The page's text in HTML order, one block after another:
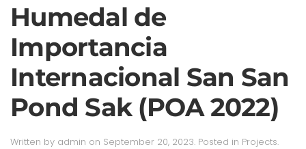
Humedal de
Importancia
Internacional San San
Pond Sak (POA 2022)
Written by admin on September 20, 2023. Posted in Projects.